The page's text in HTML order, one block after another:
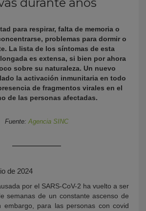
para respirar, falta de memoria o
problemas para dormir o
La lista de los síntomas de esta
es extensa, si bien por ahora
sobre su naturaleza. Un nuevo
la activación inmunitaria en todo
de fragmentos virales en el
de las personas afectadas.
Fuente:Agencia SINC
de 2024
por el SARS-CoV-2 ha vuelto a ser
semanas de un constante ascenso de
embargo, para las personas con covid